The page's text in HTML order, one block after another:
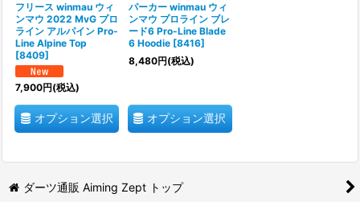
フリース winmau ウィ
ンマウ 2022 MvG プロ
ライン アルパイン Pro-
Line Alpine Top
[8409]
7,900円(税込)
オプション選択
パーカー winmau ウィ
ンマウ プロライン ブレ
ード6 Pro-Line Blade
6 Hoodie [8416]
8,480円(税込)
オプション選択
ダーツ通販 Aiming Zept トップ